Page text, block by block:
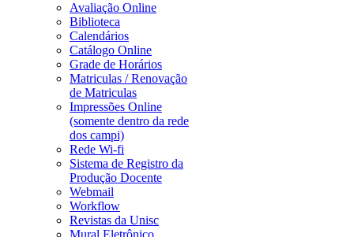
Avaliação Online
Biblioteca
Calendários
Catálogo Online
Grade de Horários
Matriculas / Renovação
de Matriculas
Impressões Online
(somente dentro da rede
dos campi)
Rede Wi-fi
Sistema de Registro da
Produção Docente
Webmail
Workflow
Revistas da Unisc
Mural Eletrônico